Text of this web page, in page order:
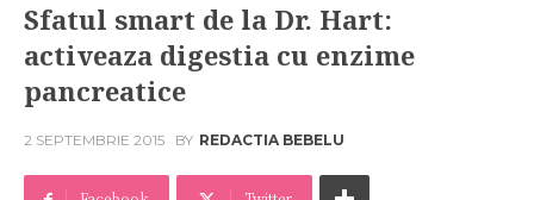
Sfatul smart de la Dr. Hart:
activeaza digestia cu enzime
pancreatice
2 SEPTEMBRIE 2015 BY REDACTIA BEBELU